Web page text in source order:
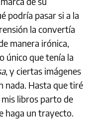
podría pasar si a la
la convertía
manera irónica,
único que tenía la
, y ciertas imágenes
nada. Hasta que tiré
libros parto de
haga un trayecto.